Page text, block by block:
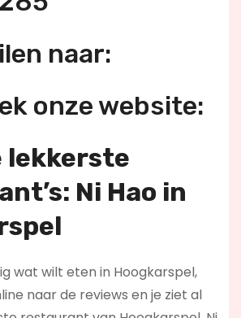
naar:
onze website:
lekkerste
Ni Hao in
wat wilt eten in Hoogkarspel,
naar de reviews en je ziet al